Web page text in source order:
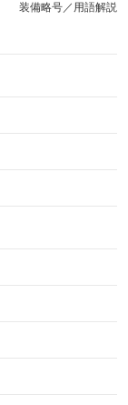
装備略号／用語解説